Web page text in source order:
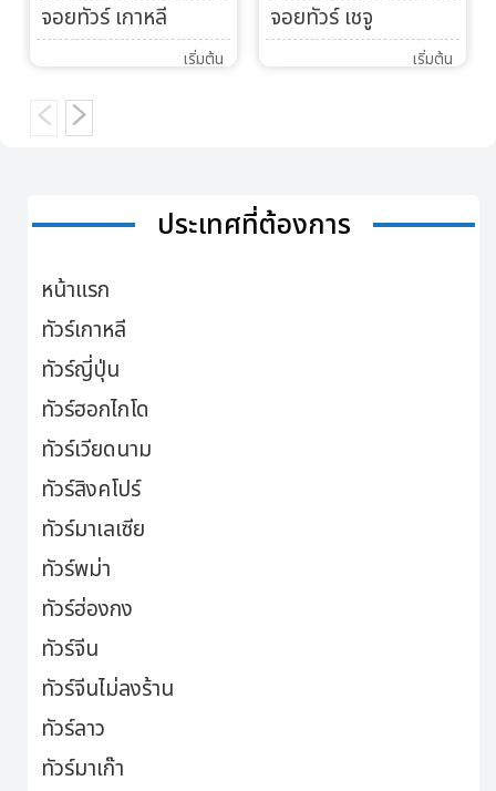
จอยทัวร์ เกาหลี
เริ่มต้น
จอยทัวร์ เชจู
เริ่มต้น
ประเทศที่ต้องการ
หน้าแรก
ทัวร์เกาหลี
ทัวร์ญี่ปุ่น
ทัวร์ฮอกไกโด
ทัวร์เวียดนาม
ทัวร์สิงคโปร์
ทัวร์มาเลเซีย
ทัวร์พม่า
ทัวร์ฮ่องกง
ทัวร์จีน
ทัวร์จีนไม่ลงร้าน
ทัวร์ลาว
ทัวร์มาเก๊า